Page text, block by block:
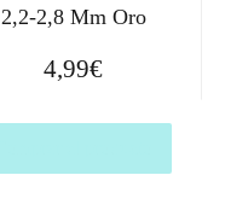
2,2-2,8 Mm Oro
4,99€